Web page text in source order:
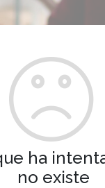
ha
no existe